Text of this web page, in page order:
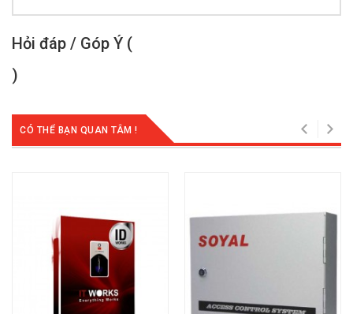
Hỏi đáp / Góp Ý (
)
CÓ THỂ BẠN QUAN TÂM !